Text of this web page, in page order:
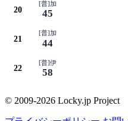
20
[普]加
45
21
[普]加
44
22
[普]伊
58
© 2009-2026 Locky.jp Project